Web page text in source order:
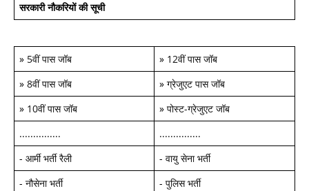
सरकारी नौकरियों की सूची
» 5वीं पास जॉब » 12वीं पास जॉब
» 8वीं पास जॉब » ग्रेजुएट पास जॉब
» 10वीं पास जॉब » पोस्ट-ग्रेजुएट जॉब
...............
...............
- आर्मी भर्ती रैली - वायु सेना भर्ती
- नौसेना भर्ती - पुलिस भर्ती